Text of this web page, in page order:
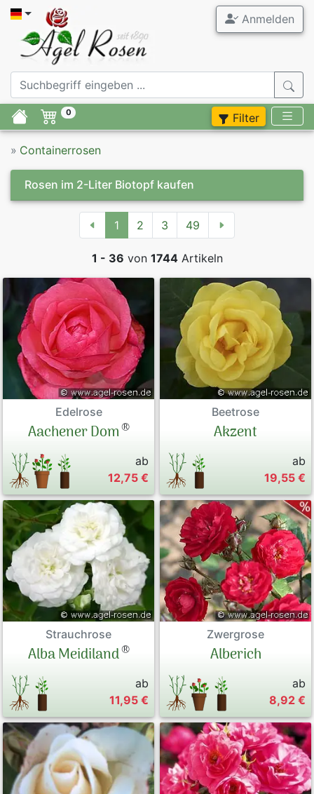
Anmelden
0 Filter
» Containerrosen
Rosen im 2-Liter Biotopf kaufen
1 2 3 49
1 - 36 von 1744Artikeln
Edelrose
Aachener Dom®
ab
12,75 €
Beetrose
Akzent
ab
19,55 €
Strauchrose
Alba Meidiland®
ab
11,95 €
Zwergrose
Alberich
ab
8,92 €